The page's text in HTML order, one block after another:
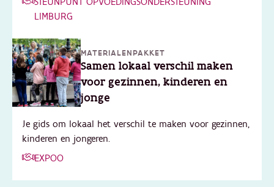
LIMBURG
MATERIALENPAKKET
Samen lokaal verschil maken
voor gezinnen, kinderen en
jonge
Je gids om lokaal het verschil te maken voor gezinnen,
kinderen en jongeren.
EXPOO